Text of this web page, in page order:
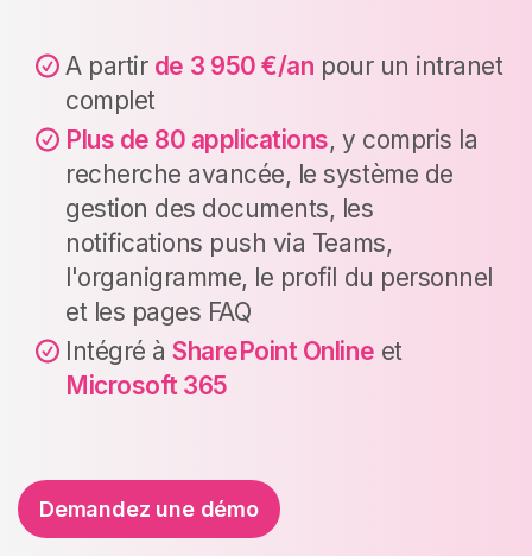
A partir de 3 950 €/an pour un intranet
complet
Plus de 80 applications, y compris la
recherche avancée, le système de
gestion des documents, les
notifications push via Teams,
l'organigramme, le profil du personnel
et les pages FAQ
Intégré à SharePoint Online et
Microsoft 365
Demandez une démo